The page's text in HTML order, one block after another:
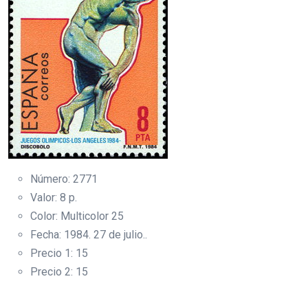
Número: 2771
Valor: 8 p.
Color: Multicolor 25
Fecha: 1984. 27 de julio..
Precio 1: 15
Precio 2: 15